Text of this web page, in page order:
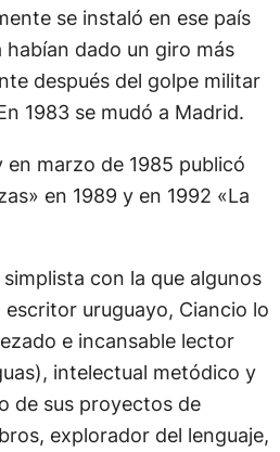
se instaló en ese país
habían dado un giro más
después del golpe militar
1983 se mudó a Madrid.
en marzo de 1985 publicó
en 1989 y en 1992 «La
con la que algunos
uruguayo, Ciancio lo
e incansable lector
intelectual metódico y
de sus proyectos de
explorador del lenguaje,